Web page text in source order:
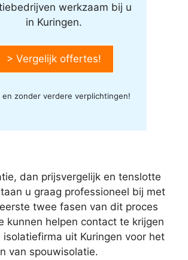
werkzaam bij u
in Kuringen.
> Vergelijk offertes!
en zonder verdere verplichtingen!
dan prijsvergelijk en tenslotte
u graag professioneel bij met
twee fasen van dit proces
kunnen helpen contact te krijgen
uit Kuringen voor het
van spouwisolatie.